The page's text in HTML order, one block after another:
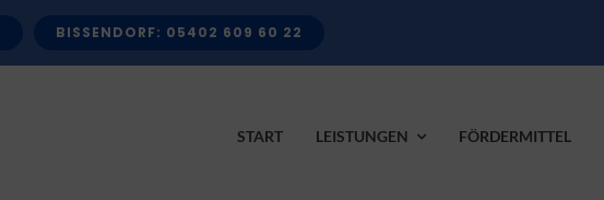
BISSENDORF: 05402 609 60 22
START LEISTUNGEN FÖRDERMITTEL